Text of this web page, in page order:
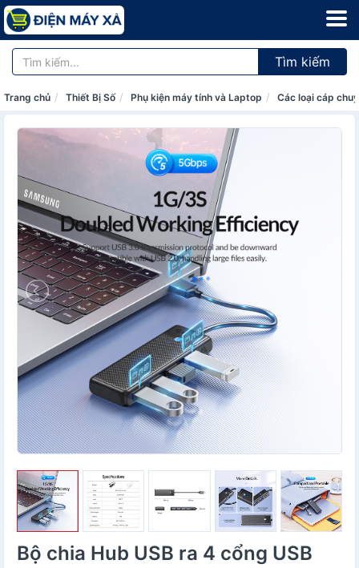
Tìm kiếm
Trang chủ Thiết Bị Số Phụ kiện máy tính và Laptop Các loại cáp
Bộ chia Hub USB ra 4 cổng USB